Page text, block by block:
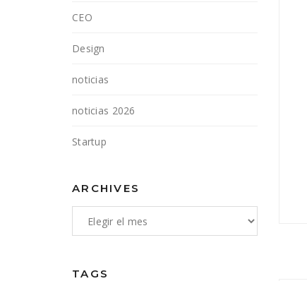
CEO
Design
noticias
noticias 2026
Startup
ARCHIVES
TAGS